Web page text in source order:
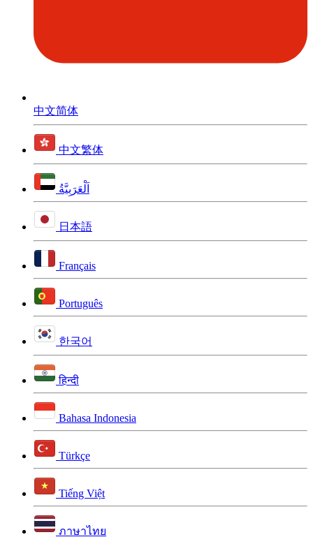
中文简体
中文繁体
اَلْعَرَبِيَّةُ
日本語
Français
Português
한국어
हिन्दी
Bahasa Indonesia
Türkçe
Tiếng Việt
ภาษาไทย